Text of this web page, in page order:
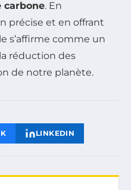
carbone. En
précise et en offrant
s’affirme comme un
réduction des
de notre planète.
LINKEDIN